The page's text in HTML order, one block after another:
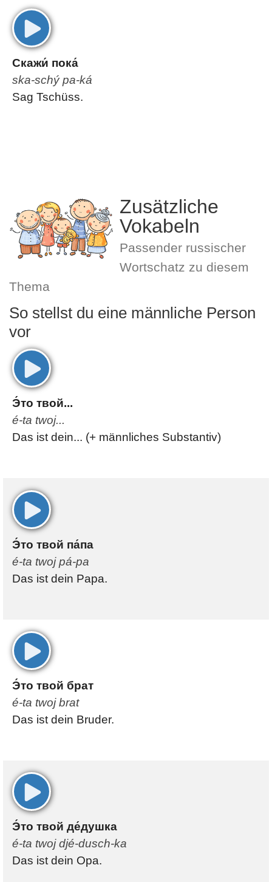
00:00
Скажи́ пока́
ska-schý pa-ká
Sag Tschüss.
Zusätzliche
Vokabeln
Passender russischer
Wortschatz zu diesem
Thema
So stellst du eine männliche Person
vor
00:00
Э́то твой...
é-ta twoj...
Das ist dein... (+ männliches Substantiv)
00:00
Э́то твой па́па
é-ta twoj pá-pa
Das ist dein Papa.
00:00
Э́то твой брат
é-ta twoj brat
Das ist dein Bruder.
00:00
Э́то твой де́душка
é-ta twoj djé-dusch-ka
Das ist dein Opa.